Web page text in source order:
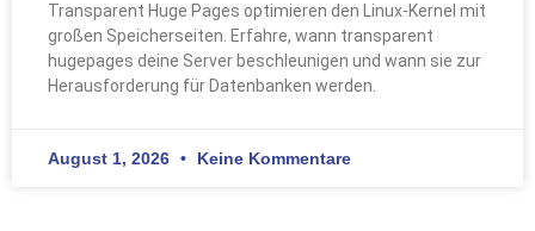
Transparent Huge Pages optimieren den Linux-Kernel mit
großen Speicherseiten. Erfahre, wann transparent
hugepages deine Server beschleunigen und wann sie zur
Herausforderung für Datenbanken werden.
August 1, 2026 Keine Kommentare